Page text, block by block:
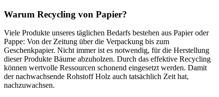
Warum Recycling von Papier?
Viele Produkte unseres täglichen Bedarfs bestehen aus Papier oder
Pappe: Von der Zeitung über die Verpackung bis zum
Geschenkpapier. Nicht immer ist es notwendig, für die Herstellung
dieser Produkte Bäume abzuholzen. Durch das effektive Recycling
können wertvolle Ressourcen schonend eingesetzt werden. Damit
der nachwachsende Rohstoff Holz auch tatsächlich Zeit hat,
nachzuwachsen.